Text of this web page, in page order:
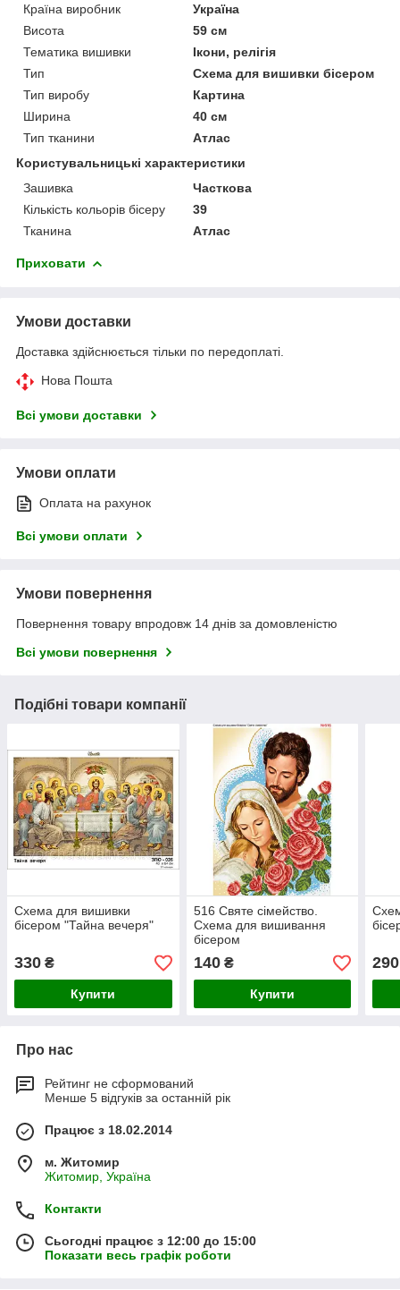
Країна виробник
Україна
Висота
59 см
Тематика вишивки
Ікони, релігія
Тип
Схема для вишивки бісером
Тип виробу
Картина
Ширина
40 см
Тип тканини
Атлас
Користувальницькі характеристики
Зашивка
Часткова
Кількість кольорів бісеру
39
Тканина
Атлас
Приховати
Умови доставки
Доставка здійснюється тільки по передоплаті.
Нова Пошта
Всі умови доставки
Умови оплати
Оплата на рахунок
Всі умови оплати
Умови повернення
Повернення товару впродовж 14 днів за домовленістю
Всі умови повернення
Подібні товари компанії
Схема для вишивки
бісером "Тайна вечеря"
330 ₴
Купити
516 Святе сімейство.
Схема для вишивання
бісером
140₴
Купити
290
Про нас
Рейтинг не сформований
Менше 5 відгуків за останній рік
Працює з 18.02.2014
м. Житомир
Житомир, Україна
Контакти
Сьогодні працює з 12:00 до 15:00
Показати весь графік роботи